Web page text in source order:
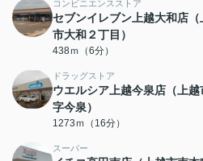
コンビニエンスストア
セブンイレブン上越大和店（
市大和２丁目）
438ｍ（6分）
ドラッグストア
ウエルシア上越今泉店（上越
字今泉）
1273ｍ（16分）
スーパー